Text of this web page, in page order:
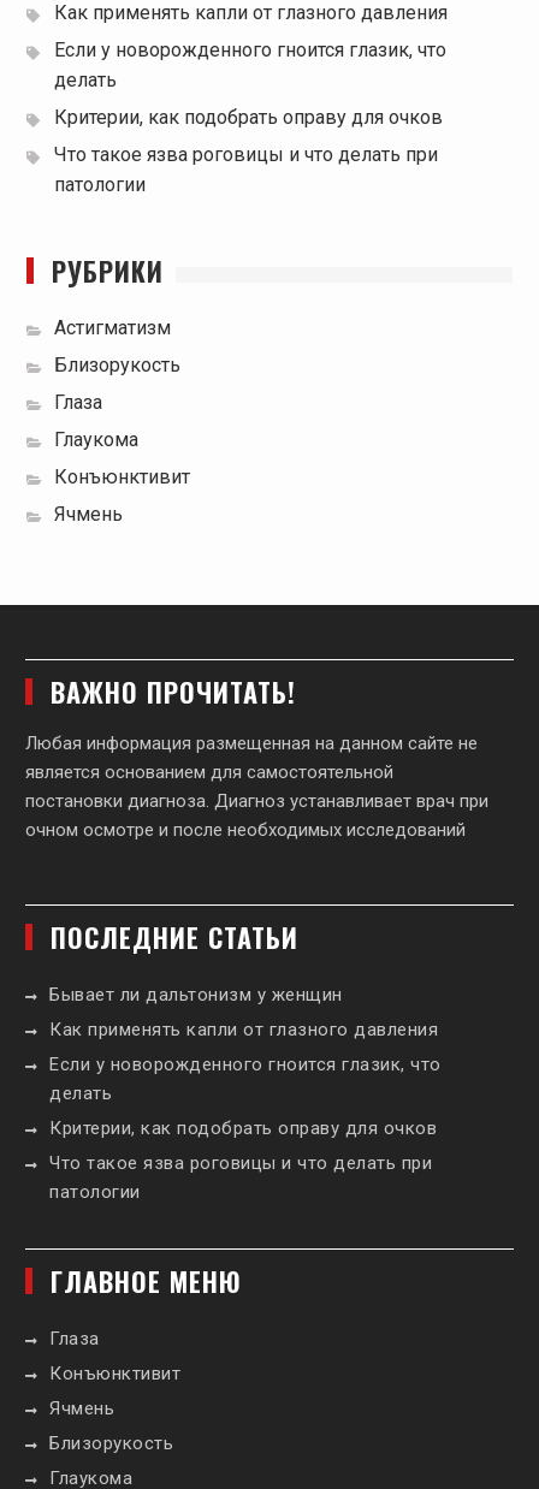
Как применять капли от глазного давления
Если у новорожденного гноится глазик, что
делать
Критерии, как подобрать оправу для очков
Что такое язва роговицы и что делать при
патологии
РУБРИКИ
Астигматизм
Близорукость
Глаза
Глаукома
Конъюнктивит
Ячмень
ВАЖНО ПРОЧИТАТЬ!
Любая информация размещенная на данном сайте не
является основанием для самостоятельной
постановки диагноза. Диагноз устанавливает врач при
очном осмотре и после необходимых исследований
ПОСЛЕДНИЕ СТАТЬИ
Бывает ли дальтонизм у женщин
Как применять капли от глазного давления
Если у новорожденного гноится глазик, что
делать
Критерии, как подобрать оправу для очков
Что такое язва роговицы и что делать при
патологии
ГЛАВНОЕ МЕНЮ
Глаза
Конъюнктивит
Ячмень
Близорукость
Глаукома